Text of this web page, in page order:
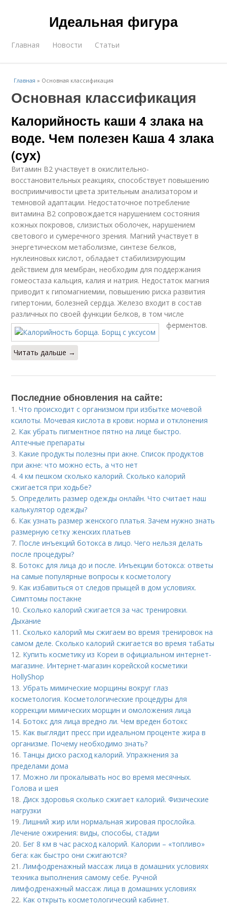
Идеальная фигура
Главная Новости Статьи
Главная » Основная классификация
Основная классификация
Калорийность каши 4 злака на
воде. Чем полезен Каша 4 злака
(сух)
Витамин В2 участвует в окислительно-
восстановительных реакциях, способствует повышению
восприимчивости цвета зрительным анализатором и
темновой адаптации. Недостаточное потребление
витамина В2 сопровождается нарушением состояния
кожных покровов, слизистых оболочек, нарушением
светового и сумеречного зрения. Магний участвует в
энергетическом метаболизме, синтезе белков,
нуклеиновых кислот, обладает стабилизирующим
действием для мембран, необходим для поддержания
гомеостаза кальция, калия и натрия. Недостаток магния
приводит к гипомагниемии, повышению риска развития
гипертонии, болезней сердца. Железо входит в состав
различных по своей функции белков, в том числе
ферментов.
Читать дальше →
Последние обновления на сайте:
1.Что происходит с организмом при избытке мочевой
ксилоты. Мочевая кислота в крови: норма и отклонения
2. Как убрать пигментное пятно на лице быстро.
Аптечные препараты
3. Какие продукты полезны при акне. Список продуктов
при акне: что можно есть, а что нет
4. 4 км пешком сколько калорий. Сколько калорий
сжигается при ходьбе?
5.Определить размер одежды онлайн. Что считает наш
калькулятор одежды?
6. Как узнать размер женского платья. Зачем нужно знать
размерную сетку женских платьев
7. После инъекций бoтoкса в лицо. Чего нельзя делать
после процедуры?
8. Ботокс для лица до и после. Инъекции ботокса: ответы
на самые популярные вопросы к косметологу
9. Как избавиться от следов прыщей в дом условиях.
Симптомы постакне
10.Сколько калорий сжигается за час тренировки.
Дыхание
11.Сколько калорий мы сжигаем во время тренировок на
самом деле. Сколько калорий сжигается во время табаты
12. Купить косметику из Кореи в официальном интернет-
магазине. Интернет-магазин корейской косметики
HollyShop
13.Убрать мимические морщины вокруг глаз
косметология. Косметологические процедуры для
коррекции мимических морщин и омоложения лица
14. Ботокс для лица вредно ли. Чем вреден ботокс
15. Как выглядит пресс при идеальном проценте жира в
организме. Почему необходимо знать?
16. Танцы диско расход калорий. Упражнения за
пределами дома
17. Можно ли прокалывать нос во время месячных.
Голова и шея
18.Диск здоровья сколько сжигает калорий. Физические
нагрузки
19.Лишний жир или нормальная жировая прослойка.
Лечение ожирения: виды, способы, стадии
20. Бег 8 км в час расход калорий. Калории – «топливо»
бега: как быстро они сжигаются?
21.Лимфодренажный массаж лица в домашних условиях
техника выполнения самому себе. Ручной
лимфодренажный массаж лица в домашних условиях
22. Как открыть косметологический кабинет.